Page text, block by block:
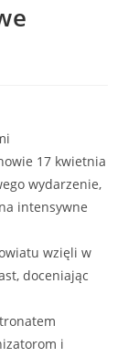
17 kwietnia
wydarzenie,
intensywne
wzięli w
doceniając
i